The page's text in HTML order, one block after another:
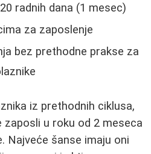
radnih dana (1 mesec)
za zaposlenje
bez prethodne prakse za
iz prethodnih ciklusa,
zaposli u roku od 2 meseca
Najveće šanse imaju oni